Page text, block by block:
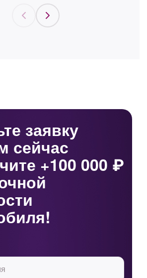
заявку
сейчас
+100 000 ₽